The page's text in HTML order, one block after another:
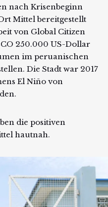
nach Krisenbeginn
Mittel bereitgestellt
von Global Citizen
250.000 US-Dollar
im peruanischen
Die Stadt war 2017
El Niño von
die positiven
hautnah.